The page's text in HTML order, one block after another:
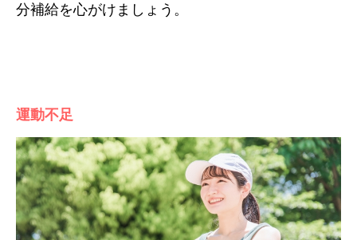
分補給を心がけましょう。
運動不足